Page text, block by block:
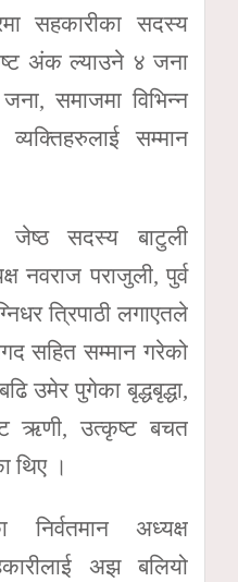
सहकारीका सदस्य
अंक ल्याउने ४ जना
जना, समाजमा विभिन्न
व्यक्तिहरुलाई सम्मान
जेष्ठ सदस्य बाटुली
नवराज पराजुली, पुर्व
त्रिपाठी लगाएतले
सहित सम्मान गरेको
उमेर पुगेका बृद्धबृद्धा,
ऋणी, उत्कृष्ट बचत
थिए ।
निर्वतमान अध्यक्ष
अझ बलियो